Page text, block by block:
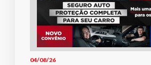
04/08/26